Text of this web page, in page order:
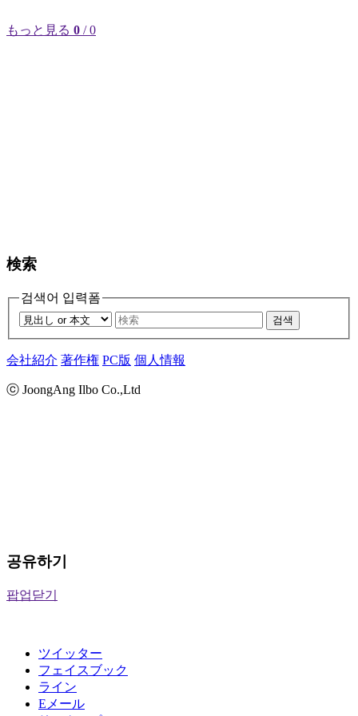
もっと見る 0 / 0
検索
검색어 입력폼
검색
会社紹介 著作権 PC版 個人情報
ⓒ JoongAng Ilbo Co.,Ltd
공유하기
팝업닫기
ツイッター
フェイスブック
ライン
Eメール